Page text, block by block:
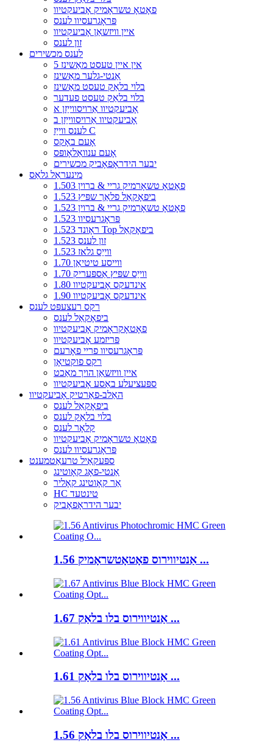
פאָטאָ טשראָמיק אָביעקטיוו
פּראָגרעסיוו לענס
איין וויזשאַן אָביעקטיוו
זון לענס
לענס מכשירים
5 אין איין טעסט מאַשינז
אַנטי-גלער מאַשינז
בלוי בלאַק טעסט מאַשינז
בלוי בלאַק טעסט פעדער
אָביעקטיוו אַרויסווייַזן א
אָביעקטיוו אַרויסווייַזן ב
לענס ווייַז C
אָעם באָקס
אָעם ענוואַלאָופּס
יבער הידראָפאָביק מכשירים
מינעראַל גלאַס
1.503 פאָטאָ טשאָרמיק גריי & ברוין
1.523 ביפאָקאַל פלאַך שפּיץ
1.523 פאָטאָ טשאָרמיק גריי & ברוין
1.523 פּראָגרעסיוו
1.523 ראָונד Top ביפאָקאַל
1.523 זון לענס
1.523 ווייַס גלאז
1.70 ווייסע טיטיאַן
1.70 ווייַס שפּיץ אַספּעריק
1.80 אינדעקס אָביעקטיוו
1.90 אינדעקס אָביעקטיוו
רקס רעצעפּט לענס
ביפאָקאַל לענס
פאָטאָקראָמיק אָביעקטיוו
פּריזמע אָביעקטיוו
פּראָגרעסיוו פריי פאָרעם
רקס פוקטיאָן
איין וויזשאַן הויך מאַכט
ספּעציעלע באַסע אָביעקטיוו
האַלב-פאַרטיק אָביעקטיוו
ביפאָקאַל לענס
בלוי בלאַק לענס
קלאָר לענס
פאָטאָ טשראָמיק אָביעקטיוו
פּראָגרעסיוו לענס
ספּעקאַיל טרעאַטמענט
אַנטי-פאָג קאָוטינג
אַר קאָוטינג קאָליר
HC טינטעד
יבער הידראָפאָביק
1.56 אַנטיווירוס פאָטאָטשראָמיק ...
1.67 אַנטיווירוס בלו בלאַק ...
1.61 אַנטיווירוס בלו בלאַק ...
1.56 אַנטיווירוס בלו בלאַק ...